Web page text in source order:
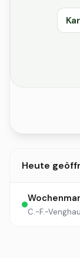
Heute
C.-F.-